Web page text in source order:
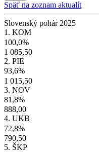
Späť na zoznam aktualít
Slovenský pohár 2025
1. KOM
100,0%
1 085,50
2. PIE
93,6%
1 015,50
3. NOV
81,8%
888,00
4. UKB
72,8%
790,50
5. ŠKP